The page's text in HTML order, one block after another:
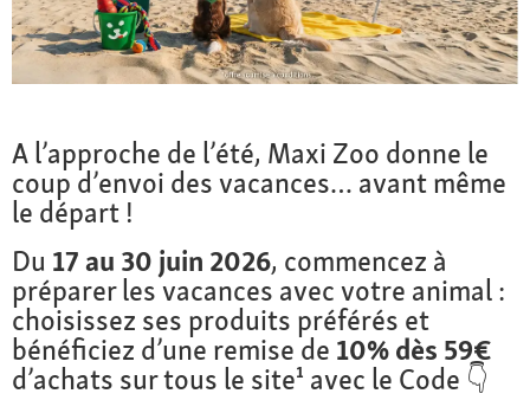
A l’approche de l’été, Maxi Zoo donne le
coup d’envoi des vacances… avant même
le départ !
Du 17 au 30 juin 2026, commencez à
préparer les vacances avec votre animal :
choisissez ses produits préférés et
bénéficiez d’une remise de 10% dès 59€
d’achats sur tous le site¹ avec le Code 👇